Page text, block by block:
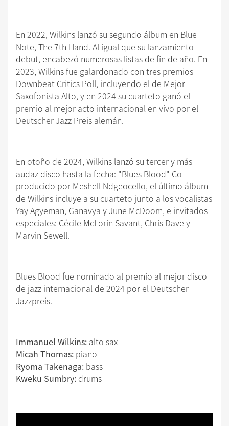
En 2022, Wilkins lanzó su segundo álbum en Blue
Note, The 7th Hand. Al igual que su lanzamiento
debut, encabezó numerosas listas de fin de año. En
2023, Wilkins fue galardonado con tres premios
Downbeat Critics Poll, incluyendo el de Mejor
Saxofonista Alto, y en 2024 su cuarteto ganó el
premio al mejor acto internacional en vivo por el
Deutscher Jazz Preis alemán.
En otoño de 2024, Wilkins lanzó su tercer y más
audaz disco hasta la fecha: "Blues Blood" Co-
producido por Meshell Ndgeocello, el último álbum
de Wilkins incluye a su cuarteto junto a los vocalistas
Yay Agyeman, Ganavya y June McDoom, e invitados
especiales: Cécile McLorin Savant, Chris Dave y
Marvin Sewell.
Blues Blood fue nominado al premio al mejor disco
de jazz internacional de 2024 por el Deutscher
Jazzpreis.
Immanuel Wilkins: alto sax
Micah Thomas: piano
Ryoma Takenaga: bass
Kweku Sumbry: drums